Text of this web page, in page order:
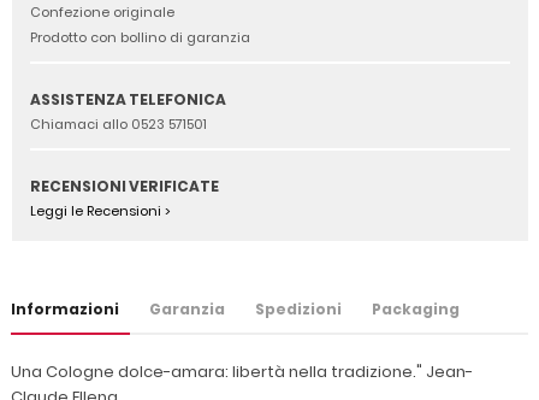
Confezione originale
Prodotto con bollino di garanzia
ASSISTENZA TELEFONICA
Chiamaci allo 0523 571501
RECENSIONI VERIFICATE
Leggi le Recensioni >
Informazioni Garanzia Spedizioni Packaging
Una Cologne dolce-amara: libertà nella tradizione." Jean-